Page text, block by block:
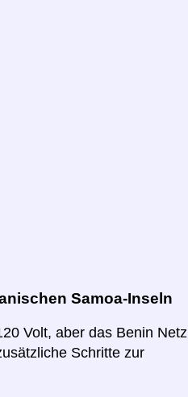
Samoa-Inseln
Volt, aber das Benin Netz
Schritte zur